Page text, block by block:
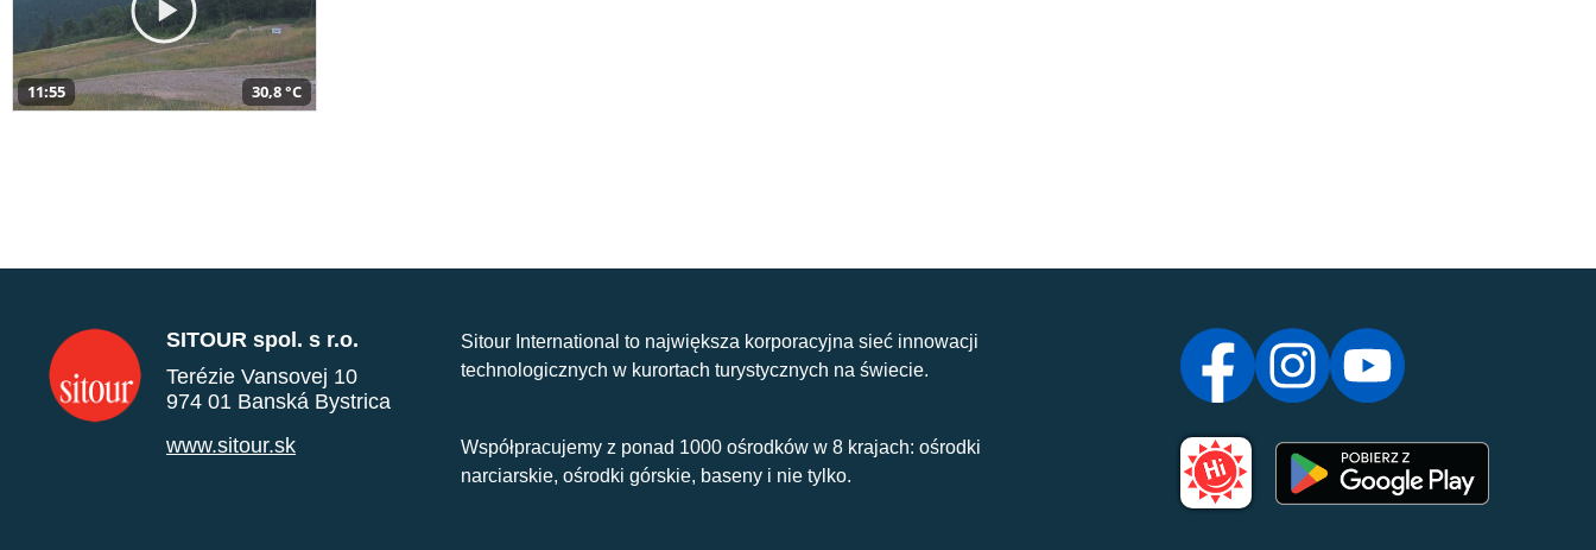
11:55 30,8 °C
SITOUR spol. s r.o.
Terézie Vansovej 10
974 01 Banská Bystrica
www.sitour.sk
Sitour International to największa korporacyjna sieć innowacji
technologicznych w kurortach turystycznych na świecie.
Współpracujemy z ponad 1000 ośrodków w 8 krajach: ośrodki
narciarskie, ośrodki górskie, baseny i nie tylko.